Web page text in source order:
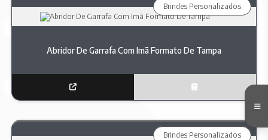
Abridor De Garrafa Com Imã Formato De Tampa
Brindes Personalizados
Brindes Personalizados